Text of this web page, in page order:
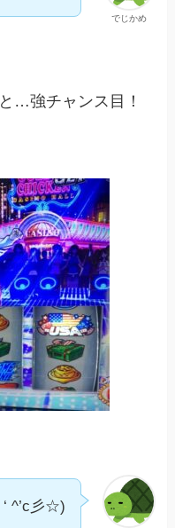
でじかめ
…強チャンス目！
‘ ^’c彡☆)